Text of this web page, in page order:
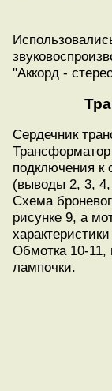
"Аккорд -
Сердечник
подключения к
(выводы 2, 3,
Схема
рисунке 9, а
Обмотка 10-11,
лампочки.